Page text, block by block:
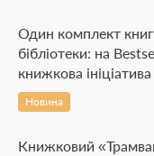
Один комплект
бібліотеки: на
книжкова ініціатива
Новина
Книжковий